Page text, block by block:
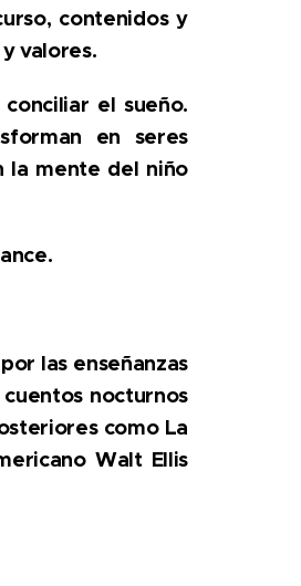
contenidos y
valores.
el sueño.
en seres
la mente del niño
las enseñanzas
nocturnos
como La
Walt Ellis